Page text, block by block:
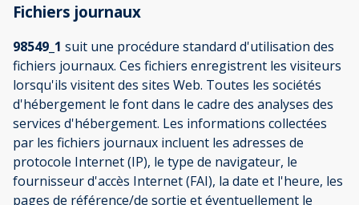
Fichiers journaux
98549_1 suit une procédure standard d'utilisation des
fichiers journaux. Ces fichiers enregistrent les visiteurs
lorsqu'ils visitent des sites Web. Toutes les sociétés
d'hébergement le font dans le cadre des analyses des
services d'hébergement. Les informations collectées
par les fichiers journaux incluent les adresses de
protocole Internet (IP), le type de navigateur, le
fournisseur d'accès Internet (FAI), la date et l'heure, les
pages de référence/de sortie et éventuellement le